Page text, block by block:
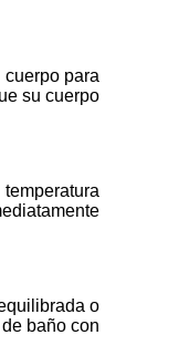
para
su cuerpo
o
baño con